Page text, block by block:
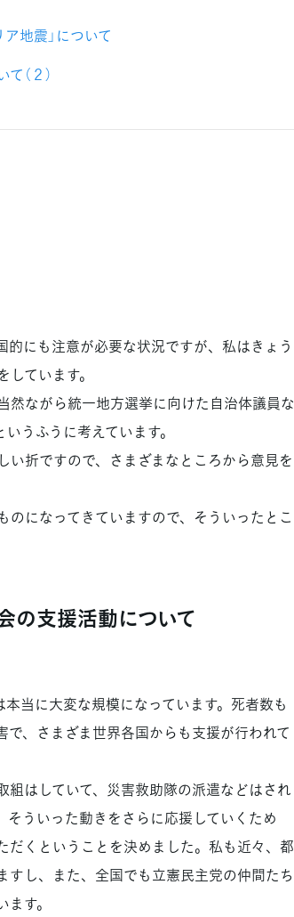
地震」について
（２）
にも注意が必要な状況ですが、私はきょう
ています。
ながら統一地方選挙に向けた自治体議員な
うふうに考えています。
折ですので、さまざまなところから意見を
になってきていますので、そういったとこ
支援活動について
当に大変な規模になっています。死者数も
、さまざま世界各国からも支援が行われて
はしていて、災害救助隊の派遣などはされ
ういった動きをさらに応援していくため
だくということを決めました。私も近々、都
し、また、全国でも立憲民主党の仲間たち
す。